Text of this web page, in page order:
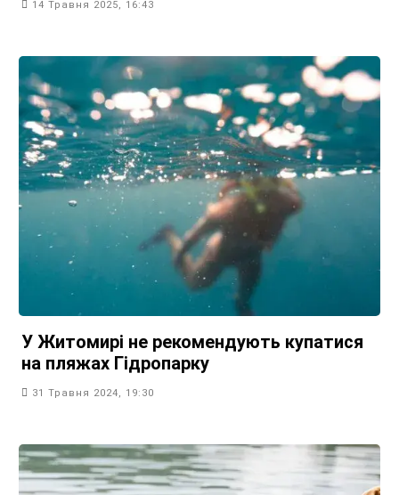
14 Травня 2025, 16:43
У Житомирі не рекомендують купатися
на пляжах Гідропарку
31 Травня 2024, 19:30